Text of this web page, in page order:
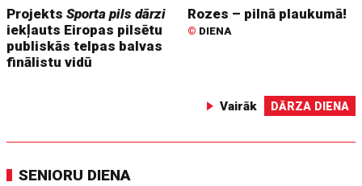
ProjektsSporta pils dārzi
iekļauts Eiropas pilsētu
publiskās telpas balvas
finālistu vidū
Rozes – pilnā plaukumā!
© DIENA
Vairāk DĀRZA DIENA
SENIORU DIENA